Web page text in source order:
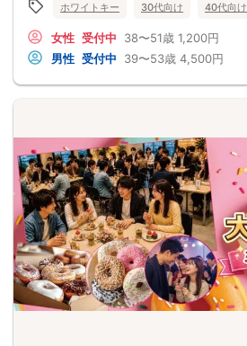
ホワイトキー 30代向け 40代向け
女性 受付中 38〜51歳 1,200円
男性 受付中 39〜53歳 4,500円